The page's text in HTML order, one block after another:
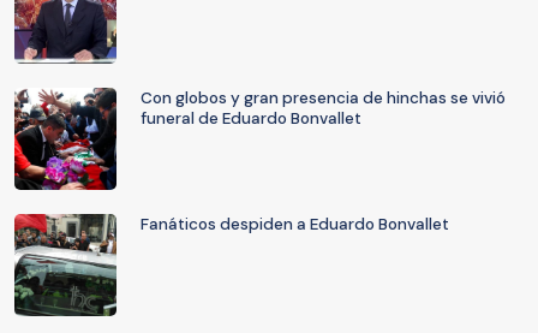
Con globos y gran presencia de hinchas se vivió
funeral de Eduardo Bonvallet
Fanáticos despiden a Eduardo Bonvallet